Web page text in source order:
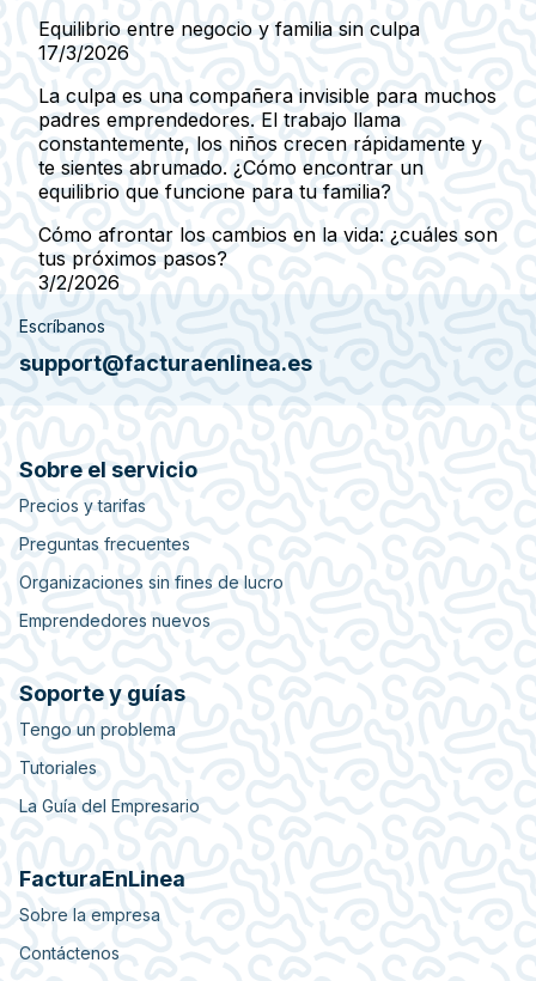
Equilibrio entre negocio y familia sin culpa
17/3/2026
La culpa es una compañera invisible para muchos
padres emprendedores. El trabajo llama
constantemente, los niños crecen rápidamente y
te sientes abrumado. ¿Cómo encontrar un
equilibrio que funcione para tu familia?
Cómo afrontar los cambios en la vida: ¿cuáles son
tus próximos pasos?
3/2/2026
Escríbanos
support@facturaenlinea.es
Sobre el servicio
Precios y tarifas
Preguntas frecuentes
Organizaciones sin fines de lucro
Emprendedores nuevos
Soporte y guías
Tengo un problema
Tutoriales
La Guía del Empresario
FacturaEnLinea
Sobre la empresa
Contáctenos